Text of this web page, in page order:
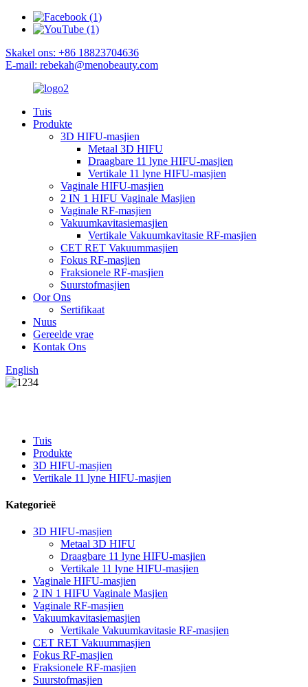
Skakel ons: +86 18823704636
E-mail: rebekah@menobeauty.com
Tuis
Produkte
3D HIFU-masjien
Metaal 3D HIFU
Draagbare 11 lyne HIFU-masjien
Vertikale 11 lyne HIFU-masjien
Vaginale HIFU-masjien
2 IN 1 HIFU Vaginale Masjien
Vaginale RF-masjien
Vakuumkavitasiemasjien
Vertikale Vakuumkavitasie RF-masjien
CET RET Vakuummasjien
Fokus RF-masjien
Fraksionele RF-masjien
Suurstofmasjien
Oor Ons
Sertifikaat
Nuus
Gereelde vrae
Kontak Ons
English
Tuis
Produkte
3D HIFU-masjien
Vertikale 11 lyne HIFU-masjien
Kategorieë
3D HIFU-masjien
Metaal 3D HIFU
Draagbare 11 lyne HIFU-masjien
Vertikale 11 lyne HIFU-masjien
Vaginale HIFU-masjien
2 IN 1 HIFU Vaginale Masjien
Vaginale RF-masjien
Vakuumkavitasiemasjien
Vertikale Vakuumkavitasie RF-masjien
CET RET Vakuummasjien
Fokus RF-masjien
Fraksionele RF-masjien
Suurstofmasjien